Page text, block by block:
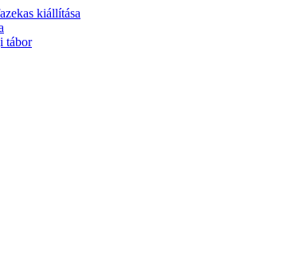
kiállítása
tábor